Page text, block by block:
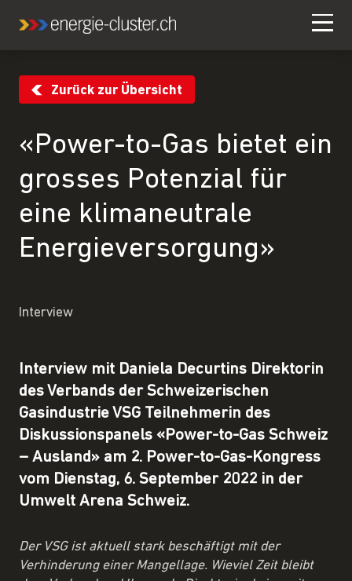
Zurück zur Übersicht
«Power-to-Gas bietet ein
grosses Potenzial für
eine klimaneutrale
Energieversorgung»
Interview
Interview mit Daniela Decurtins Direktorin
des Verbands der Schweizerischen
Gasindustrie VSG Teilnehmerin des
Diskussionspanels «Power-to-Gas Schweiz
– Ausland» am 2. Power-to-Gas-Kongress
vom Dienstag, 6. September 2022 in der
Umwelt Arena Schweiz.
Der VSG ist aktuell stark beschäftigt mit der
Verhinderung einer Mangellage. Wieviel Zeit bleibt